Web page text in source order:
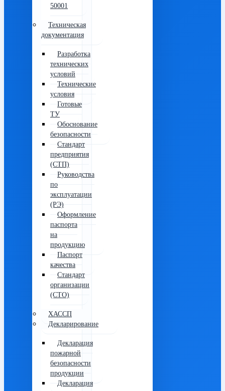
50001
Техническая
документация
Разработка
технических
условий
Технические
условия
Готовые
ТУ
Обоснование
безопасности
Стандарт
предприятия
(СТП)
Руководства
по
эксплуатации
(РЭ)
Оформление
паспорта
на
продукцию
Паспорт
качества
Стандарт
организации
(СТО)
ХАССП
Декларирование
Декларация
пожарной
безопасности
продукции
Декларация